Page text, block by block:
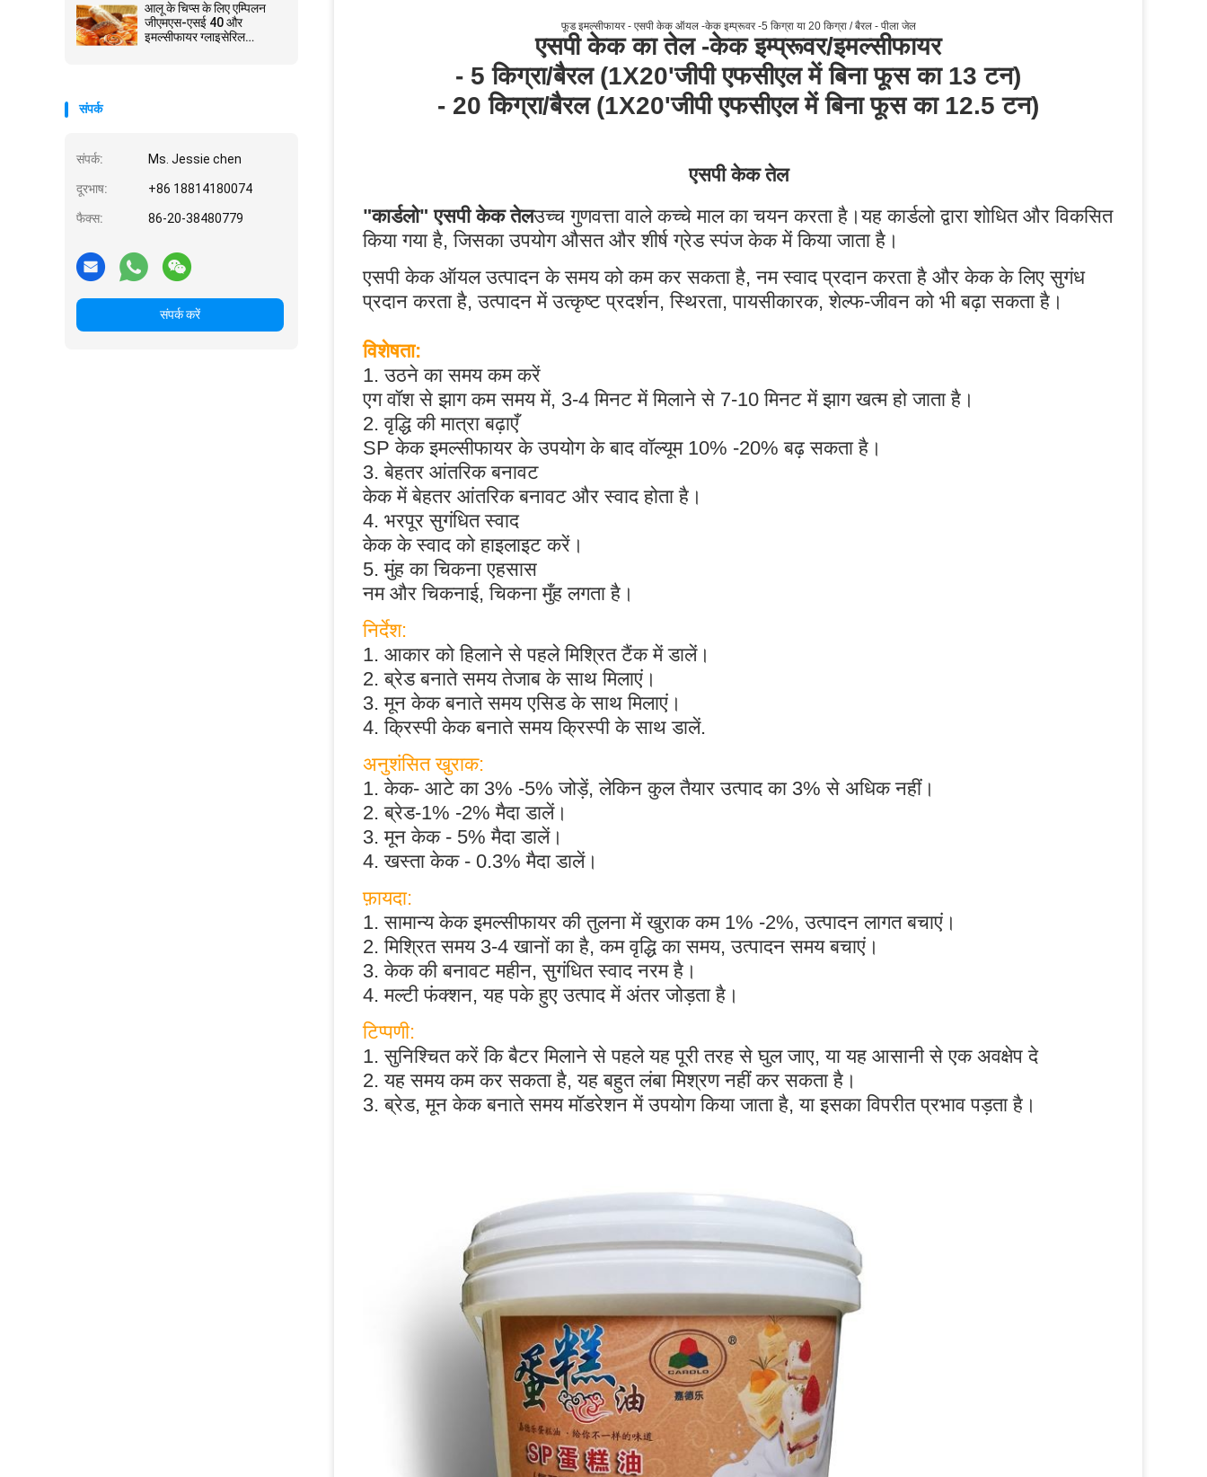
आलू के चिप्स के लिए एम्पिलन
जीएमएस-एसई 40 और
इमल्सीफायर ग्लाइसेरिल
संपर्क
संपर्क: Ms. Jessie chen
दूरभाष: +86 18814180074
फैक्स: 86-20-38480779
संपर्क करें
फूड इमल्सीफायर - एसपी केक ऑयल -केक इम्प्रूवर -5 किग्रा या 20 किग्रा / बैरल - पीला जेल
एसपी केक का तेल -केक इम्प्रूवर/इमल्सीफायर
- 5 किग्रा/बैरल (1X20'जीपी एफसीएल में बिना फूस का 13 टन)
- 20 किग्रा/बैरल (1X20'जीपी एफसीएल में बिना फूस का 12.5 टन)
एसपी केक तेल
"कार्डलो" एसपी केक तेलउच्च गुणवत्ता वाले कच्चे माल का चयन करता है।यह कार्डलो द्वारा शोधित और विकसित
किया गया है, जिसका उपयोग औसत और शीर्ष ग्रेड स्पंज केक में किया जाता है।
एसपी केक ऑयल उत्पादन के समय को कम कर सकता है, नम स्वाद प्रदान करता है और केक के लिए सुगंध
प्रदान करता है, उत्पादन में उत्कृष्ट प्रदर्शन, स्थिरता, पायसीकारक, शेल्फ-जीवन को भी बढ़ा सकता है।
विशेषता:
1. उठने का समय कम करें
एग वॉश से झाग कम समय में, 3-4 मिनट में मिलाने से 7-10 मिनट में झाग खत्म हो जाता है।
2. वृद्धि की मात्रा बढ़ाएँ
SP केक इमल्सीफायर के उपयोग के बाद वॉल्यूम 10% -20% बढ़ सकता है।
3. बेहतर आंतरिक बनावट
केक में बेहतर आंतरिक बनावट और स्वाद होता है।
4. भरपूर सुगंधित स्वाद
केक के स्वाद को हाइलाइट करें।
5. मुंह का चिकना एहसास
नम और चिकनाई, चिकना मुँह लगता है।
निर्देश:
1. आकार को हिलाने से पहले मिश्रित टैंक में डालें।
2. ब्रेड बनाते समय तेजाब के साथ मिलाएं।
3. मून केक बनाते समय एसिड के साथ मिलाएं।
4. क्रिस्पी केक बनाते समय क्रिस्पी के साथ डालें.
अनुशंसित खुराक:
1. केक- आटे का 3% -5% जोड़ें, लेकिन कुल तैयार उत्पाद का 3% से अधिक नहीं।
2. ब्रेड-1% -2% मैदा डालें।
3. मून केक - 5% मैदा डालें।
4. खस्ता केक - 0.3% मैदा डालें।
फ़ायदा:
1. सामान्य केक इमल्सीफायर की तुलना में खुराक कम 1% -2%, उत्पादन लागत बचाएं।
2. मिश्रित समय 3-4 खानों का है, कम वृद्धि का समय, उत्पादन समय बचाएं।
3. केक की बनावट महीन, सुगंधित स्वाद नरम है।
4. मल्टी फंक्शन, यह पके हुए उत्पाद में अंतर जोड़ता है।
टिप्पणी:
1. सुनिश्चित करें कि बैटर मिलाने से पहले यह पूरी तरह से घुल जाए, या यह आसानी से एक अवक्षेप दे
2. यह समय कम कर सकता है, यह बहुत लंबा मिश्रण नहीं कर सकता है।
3. ब्रेड, मून केक बनाते समय मॉडरेशन में उपयोग किया जाता है, या इसका विपरीत प्रभाव पड़ता है।